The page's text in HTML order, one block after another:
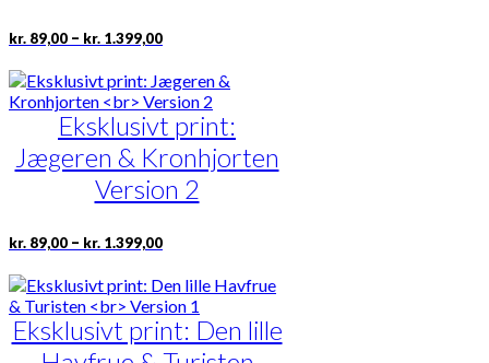
kr. 89,00 – kr. 1.399,00Prisinterval:
kr. 89,00
kr. 1.399,00
Dette
vare
flere
varianter.
Mulighederne
kan
vælges
på
Eksklusivt print:
Jægeren & Kronhjorten
Version 2
kr. 89,00 – kr. 1.399,00Prisinterval:
kr. 89,00
kr. 1.399,00
Dette
vare
flere
varianter.
Mulighederne
Eksklusivt print: Den lille